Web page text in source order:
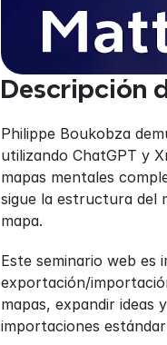
Descripción
Philippe Boukobza
utilizando ChatGPT y
mapas mentales
sigue la estructura del
mapa.
Este seminario web es
exportación/
mapas, expandir
importaciones